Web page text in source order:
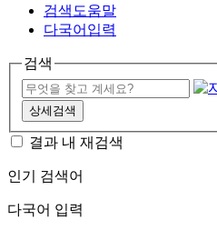
검색도움말
다국어입력
검색
상세검색
결과 내 재검색
인기 검색어
다국어 입력